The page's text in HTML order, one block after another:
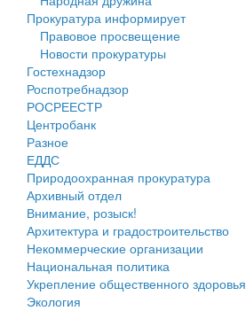
Генеральные планы
Проекты планировки территории
Собрание депутатов
Городское поселение
Сельские поселения
Прокуратура информирует
Правовое просвещение
Новости прокуратуры
Гостехнадзор
Роспотребнадзор
РОСРЕЕСТР
Центробанк
Разное
ЕДДС
Природоохранная прокуратура
Архивный отдел
Внимание, розыск!
Архитектура и градостроительство
Некоммерческие организации
Национальная политика
Укрепление общественного здоровья
Экология